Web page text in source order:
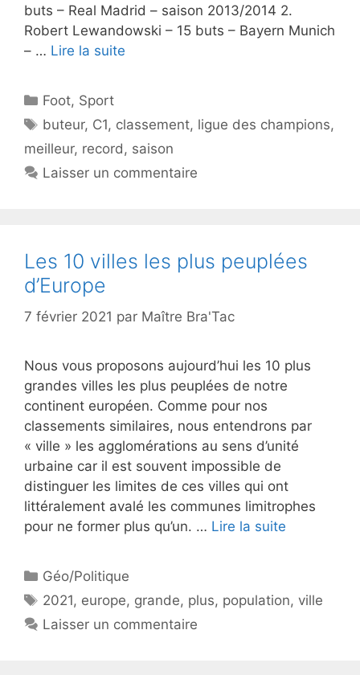
buts – Real Madrid – saison 2013/2014 2.
Robert Lewandowski – 15 buts – Bayern Munich
– … Lire la suite
Catégories
Foot, Sport
Étiquettes
buteur, C1, classement, ligue des champions,
meilleur, record, saison
Laisser un commentaire
Les 10 villes les plus peuplées
d’Europe
7 février 2021 par Maître Bra'Tac
Nous vous proposons aujourd’hui les 10 plus
grandes villes les plus peuplées de notre
continent européen. Comme pour nos
classements similaires, nous entendrons par
« ville » les agglomérations au sens d’unité
urbaine car il est souvent impossible de
distinguer les limites de ces villes qui ont
littéralement avalé les communes limitrophes
pour ne former plus qu’un. … Lire la suite
Catégories
Géo/Politique
Étiquettes
2021, europe, grande, plus, population, ville
Laisser un commentaire